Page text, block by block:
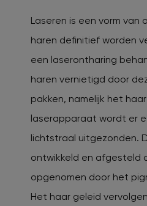
Laseren is een vorm van
haren definitief worden
een laserontharing
haren vernietigd door
pakken, namelijk het
laserapparaat wordt er
lichtstraal uitgezonden.
ontwikkeld en afgesteld
opgenomen door het
Het haar geleid